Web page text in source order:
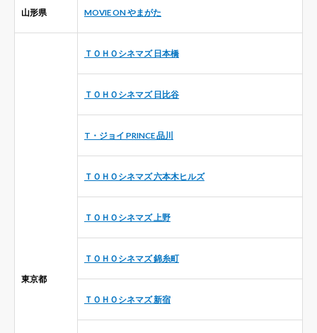
山形県 MOVIE ON やまがた
東京都
ＴＯＨＯシネマズ 日本橋
ＴＯＨＯシネマズ 日比谷
T・ジョイ PRINCE 品川
ＴＯＨＯシネマズ 六本木ヒルズ
ＴＯＨＯシネマズ 上野
ＴＯＨＯシネマズ 錦糸町
ＴＯＨＯシネマズ 新宿